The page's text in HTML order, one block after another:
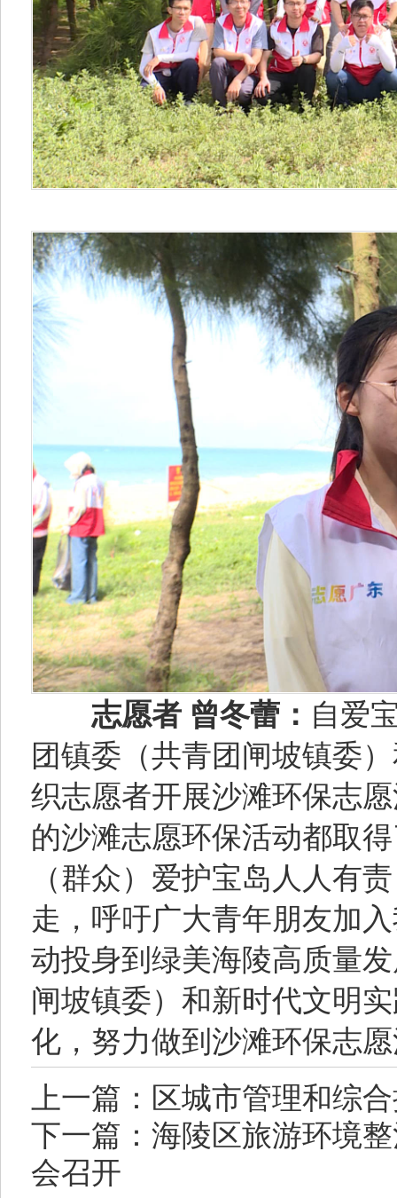
志愿者 曾冬蕾： 自爱
团镇委（共青团闸坡镇委
织志愿者开展沙滩环保志
的沙滩志愿环保活动都取
（群众）爱护宝岛人人有
走，呼吁广大青年朋友加
动投身到绿美海陵高质量
闸坡镇委）和新时代文明
化，努力做到沙滩环保志
上一篇：区城市管理和综
下一篇：海陵区旅游环境
会召开